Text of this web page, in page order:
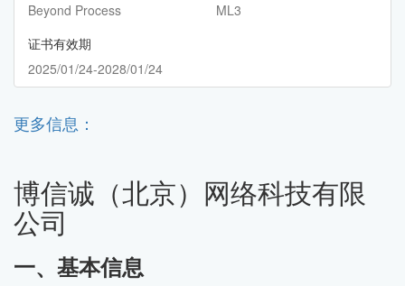
Beyond Process
ML3
证书有效期
2025/01/24-2028/01/24
更多信息：
博信诚（北京）网络科技有限
公司
一、基本信息